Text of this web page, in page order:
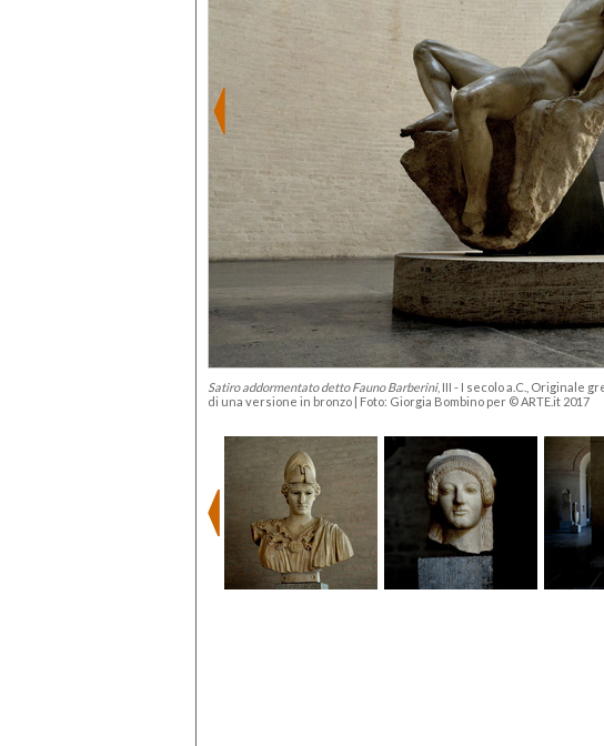
Satiro addormentato detto Fauno Barberini, III - I secolo a.C., Originale
di una versione in bronzo | Foto: Giorgia Bombino per © ARTE.it 2017